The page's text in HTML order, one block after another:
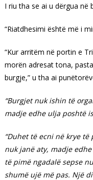
I riu tha se ai u dërgua në
“Riatdhesimi është më i
“Kur arritëm në portin e
morën adresat tona,
burgje,” u tha ai
“Burgjet nuk ishin të
madje edhe ulja poshtë
“Duhet të ecni në krye
nuk janë aty, madje
të pimë ngadalë sepse
shumë ujë më pas. Një